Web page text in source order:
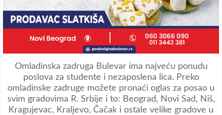
Omladinska zadruga Bulevar ima najveću ponudu
poslova za studente i nezaposlena lica. Preko
omladinske zadruge možete pronaći oglas za posao u
svim gradovima R. Srbije i to: Beograd, Novi Sad, Niš,
Kragujevac, Kraljevo, Čačak i ostale velike gradove u